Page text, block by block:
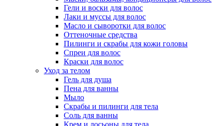
Гели и воски для волос
Лаки и муссы для волос
Масло и сыворотки для волос
Оттеночные средства
Пилинги и скрабы для кожи головы
Спреи для волос
Краски для волос
Уход за телом
Гель для душа
Пена для ванны
Мыло
Скрабы и пилинги для тела
Соль для ванны
Крем и лосьоны для тела